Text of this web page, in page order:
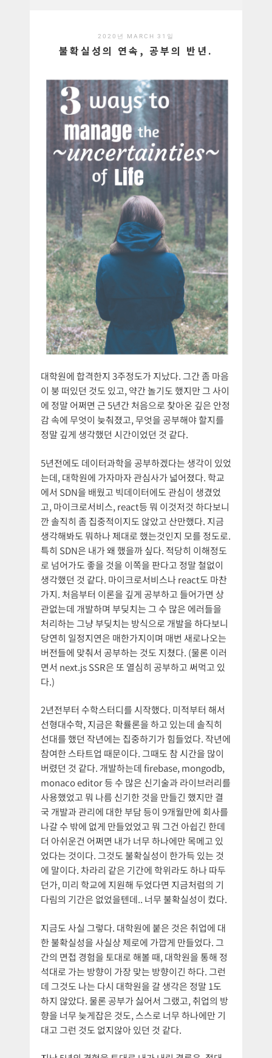
2020년 MARCH 31일
불확실성의 연속, 공부의 반년.
대학원에 합격한지 3주정도가 지났다. 그간 좀 마음
이 붕 떠있던 것도 있고, 약간 놀기도 했지만 그 사이
에 정말 어쩌면 근 5년간 처음으로 찾아온 깊은 안정
감 속에 무엇이 늦춰졌고, 무엇을 공부해야 할지를
정말 깊게 생각했던 시간이었던 것 같다.
5년전에도 데이터과학을 공부하겠다는 생각이 있었
는데, 대학원에 가자마자 관심사가 넓어졌다. 학교
에서 SDN을 배웠고 빅데이터에도 관심이 생겼었
고, 마이크로서비스, react등 뭐 이것저것 하다보니
깐 솔직히 좀 집중적이지도 않았고 산만했다. 지금
생각해봐도 뭐하나 제대로 했는것인지 모를 정도로.
특히 SDN은 내가 왜 했을까 싶다. 적당히 이해정도
로 넘어가도 좋을 것을 이쪽을 판다고 정말 철없이
생각했던 것 같다. 마이크로서비스나 react도 마찬
가지. 처음부터 이론을 깊게 공부하고 들어가면 상
관없는데 개발하며 부딪치는 그 수 많은 에러들을
처리하는 그냥 부딪치는 방식으로 개발을 하다보니
당연히 일정지연은 매한가지이며 매번 새로나오는
버전들에 맞춰서 공부하는 것도 지쳤다. (물론 이러
면서 next.js SSR은 또 열심히 공부하고 써먹고 있
다.)
2년전부터 수학스터디를 시작했다. 미적부터 해서
선형대수학, 지금은 확률론을 하고 있는데 솔직히
선대를 했던 작년에는 집중하기가 힘들었다. 작년에
참여한 스타트업 때문이다. 그때도 참 시간을 많이
버렸던 것 같다. 개발하는데 firebase, mongodb,
monaco editor 등 수 많은 신기술과 라이브러리를
사용했었고 뭐 나름 신기한 것을 만들긴 했지만 결
국 개발과 관리에 대한 부담 등이 9개월만에 회사를
나갈 수 밖에 없게 만들었었고 뭐 그건 아쉽긴 한데
더 아쉬운건 어쩌면 내가 너무 하나에만 목메고 있
었다는 것이다. 그것도 불확실성이 한가득 있는 것
에 말이다. 차라리 같은 기간에 학위라도 하나 따두
던가, 미리 학교에 지원해 두었다면 지금처럼의 기
다림의 기간은 없었을텐데.. 너무 불확실성이 컸다.
지금도 사실 그렇다. 대학원에 붙은 것은 취업에 대
한 불확실성을 사실상 제로에 가깝게 만들었다. 그
간의 면접 경험을 토대로 해볼 때, 대학원을 통해 정
석대로 가는 방향이 가장 맞는 방향이긴 하다. 그런
데 그것도 나는 다시 대학원을 갈 생각은 정말 1도
하지 않았다. 물론 공부가 싫어서 그랬고, 취업의 방
향을 너무 늦게잡은 것도, 스스로 너무 하나에만 기
대고 그런 것도 없지않아 있던 것 같다.